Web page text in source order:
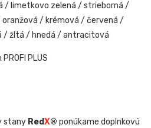
/ limetkovo zelená / strieborná /
/ krémová / červená /
/ žltá / hnedá / antracitová
stany RedX® ponúkame doplnkovú